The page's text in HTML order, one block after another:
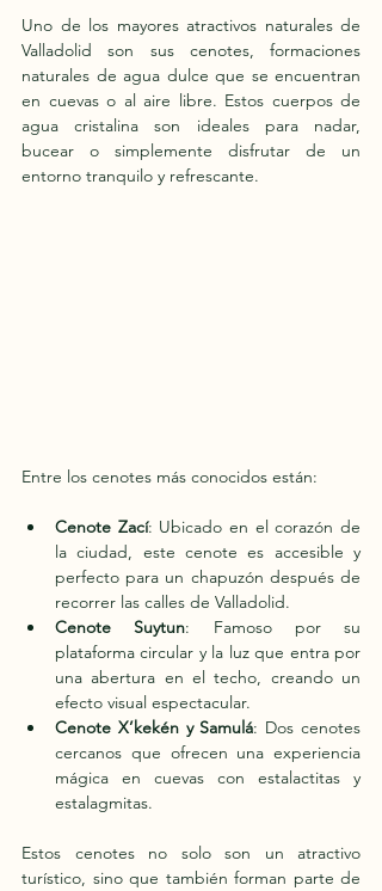
Uno de los mayores atractivos naturales de
Valladolid son sus cenotes, formaciones
naturales de agua dulce que se encuentran
en cuevas o al aire libre. Estos cuerpos de
agua cristalina son ideales para nadar,
bucear o simplemente disfrutar de un
entorno tranquilo y refrescante.
Entre los cenotes más conocidos están:
Cenote Zací: Ubicado en el corazón de
la ciudad, este cenote es accesible y
perfecto para un chapuzón después de
recorrer las calles de Valladolid.
Cenote Suytun: Famoso por su
plataforma circular y la luz que entra por
una abertura en el techo, creando un
efecto visual espectacular.
Cenote X’kekén y Samulá: Dos cenotes
cercanos que ofrecen una experiencia
mágica en cuevas con estalactitas y
estalagmitas.
Estos cenotes no solo son un atractivo
turístico, sino que también forman parte de